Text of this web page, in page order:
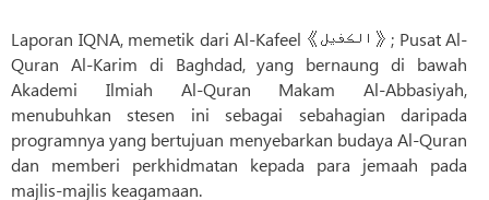
Laporan IQNA, memetik dari Al-Kafeel《الکفیل》; Pusat Al-
Quran Al-Karim di Baghdad, yang bernaung di bawah
Akademi Ilmiah Al-Quran Makam Al-Abbasiyah,
menubuhkan stesen ini sebagai sebahagian daripada
programnya yang bertujuan menyebarkan budaya Al-Quran
dan memberi perkhidmatan kepada para jemaah pada
majlis-majlis keagamaan.